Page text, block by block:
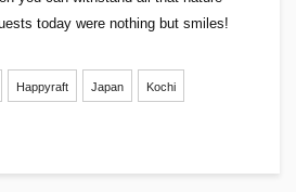
today were nothing but smiles!
Happyraft Japan Kochi